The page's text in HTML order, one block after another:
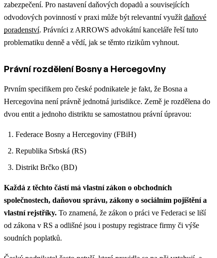
zabezpečení. Pro nastavení daňových dopadů a souvisejících
odvodových povinností v praxi může být relevantní využítdaňové
poradenství. Právníci z ARROWS advokátní kanceláře řeší tuto
problematiku denně a vědí, jak se těmto rizikům vyhnout.
Právní rozdělení Bosny a Hercegoviny
Prvním specifikem pro české podnikatele je fakt, že Bosna a
Hercegovina není právně jednotná jurisdikce. Země je rozdělena do
dvou entit a jednoho distriktu se samostatnou právní úpravou:
Federace Bosny a Hercegoviny (FBiH)
Republika Srbská (RS)
Distrikt Brčko (BD)
Každá z těchto částí má vlastní zákon o obchodních
společnostech, daňovou správu, zákony o sociálním pojištění a
vlastní rejstříky. To znamená, že zákon o práci ve Federaci se liší
od zákona v RS a odlišné jsou i postupy registrace firmy či výše
soudních poplatků.